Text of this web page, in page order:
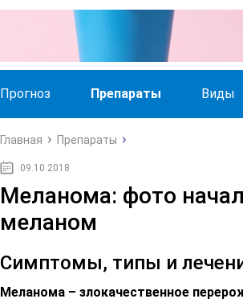
Прогноз Препараты Виды
Главная Препараты
09.10.2018
Меланома: фото
меланом
Симптомы, типы и
Меланома – злокачественное